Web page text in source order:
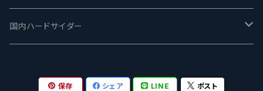
志賀高原ビール - SIGAKOGEN
FirestoneWalker ファイアストーン
The Flying Inn / ザ フライイング イン
TAIHU - タイフー
CO-CONSPIRATORS コ・コンスピレーターズ
Westbrook ウェストブルック
Karmeliten カーメリテン
国内ハードサイダー
保存 シェア LINE ポスト